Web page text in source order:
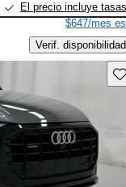
El precio incluye tasas
$647/mes
Verif. disponibilidad